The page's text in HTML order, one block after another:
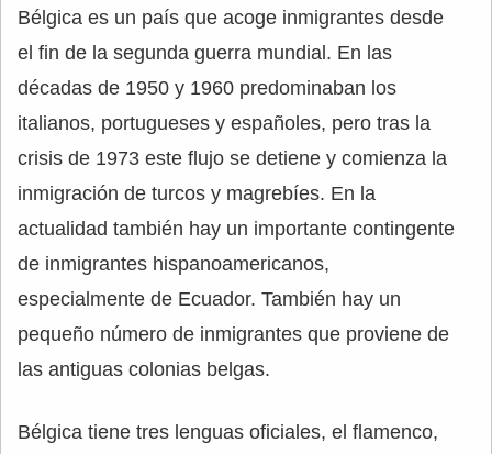
Bélgica es un país que acoge inmigrantes desde
el fin de la segunda guerra mundial. En las
décadas de 1950 y 1960 predominaban los
italianos, portugueses y españoles, pero tras la
crisis de 1973 este flujo se detiene y comienza la
inmigración de turcos y magrebíes. En la
actualidad también hay un importante contingente
de inmigrantes hispanoamericanos,
especialmente de Ecuador. También hay un
pequeño número de inmigrantes que proviene de
las antiguas colonias belgas.
Bélgica tiene tres lenguas oficiales, el flamenco,